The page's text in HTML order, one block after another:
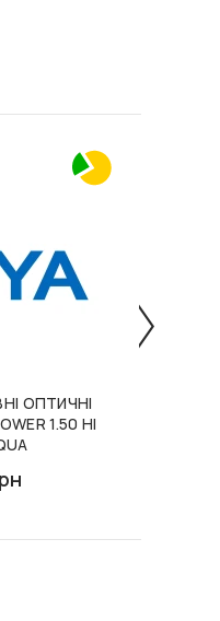
ОПТИЧНІ
1.50 HI